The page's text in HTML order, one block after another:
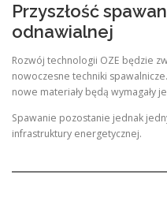
Przyszłość
odnawialnej
Rozwój technologii OZE będzie
nowoczesne techniki
nowe materiały będą wymagały
Spawanie pozostanie jednak
infrastruktury energetycznej.